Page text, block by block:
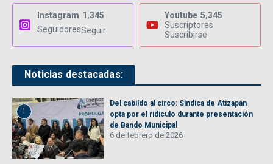
Instagram 1,345
SeguidoresSeguir
Youtube 5,345
Suscriptores
Suscribirse
Noticias destacadas:
1
Del cabildo al circo: Síndica de Atizapán
opta por el ridículo durante presentación
de Bando Municipal
6 de febrero de 2026